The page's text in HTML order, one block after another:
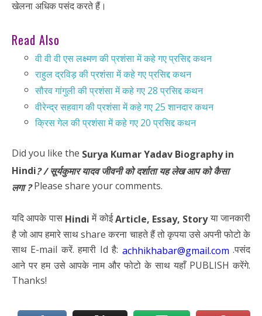
खेलना अधिक पसंद करते हैं।
Read Also
वी वी वी एस लक्ष्मण की प्रशंसा में कहे गए प्रसिद्द कथन
राहुल द्रविड़ की प्रशंसा में कहे गए प्रसिद्द कथन
सौरव गांगुली की प्रशंसा में कहे गए 28 प्रसिद्द कथन
वीरेन्द्र सहवाग की प्रशंसा में कहे गए 25 शानदार कथन
क्रिस गेल की प्रशंसा में कहे गए 20 प्रसिद्द कथन
Did you like the Surya Kumar Yadav Biography in
Hindi? / सूर्यकुमार यादव जीवनी को दर्शाता यह लेख आप को कैसा
लगा ?Please share your comments.
यदि आपके पास Hindiमें कोईArticle, Essay, Storyया जानकारी
है जो आप हमारे साथ share करना चाहते हैं तो कृपया उसे अपनी फोटो के
साथ E-mail करें. हमारी Id है: achhikhabar@gmail.com.पसंद
आने पर हम उसे आपके नाम और फोटो के साथ यहाँ PUBLISH करेंगे.
Thanks!